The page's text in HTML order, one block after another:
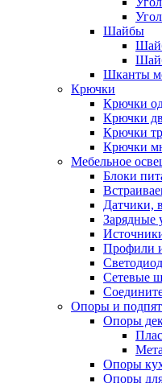
Шайбы
Шканты
Крючки
Крючки
Крючки
Крючки
Крючки
Мебельное
Блоки
Датчики,
Зарядные
Профили
Сетевые
Опоры и
Опоры
Опоры
Опоры